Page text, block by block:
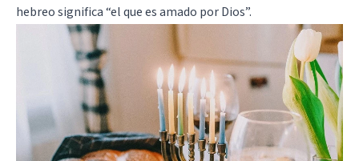
hebreo significa “el que es amado por Dios”.